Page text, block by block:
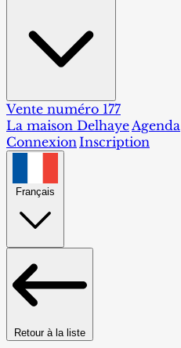
Vente numéro 177
La maison DelhayeAgenda
ConnexionInscription
Français
Retour à la liste